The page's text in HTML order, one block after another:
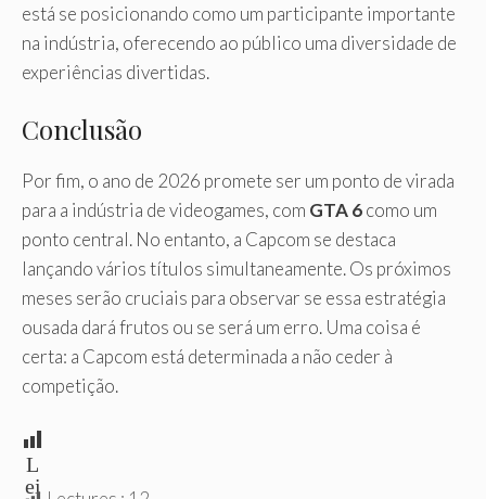
está se posicionando como um participante importante
na indústria, oferecendo ao público uma diversidade de
experiências divertidas.
Conclusão
Por fim, o ano de 2026 promete ser um ponto de virada
para a indústria de videogames, com GTA 6como um
ponto central. No entanto, a Capcom se destaca
lançando vários títulos simultaneamente. Os próximos
meses serão cruciais para observar se essa estratégia
ousada dará frutos ou se será um erro. Uma coisa é
certa: a Capcom está determinada a não ceder à
competição.
L
ei